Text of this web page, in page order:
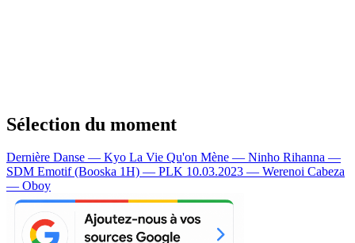
Sélection du moment
Dernière Danse — Kyo La Vie Qu'on Mène — Ninho Rihanna —
SDM Emotif (Booska 1H) — PLK 10.03.2023 — Werenoi Cabeza
— Oboy